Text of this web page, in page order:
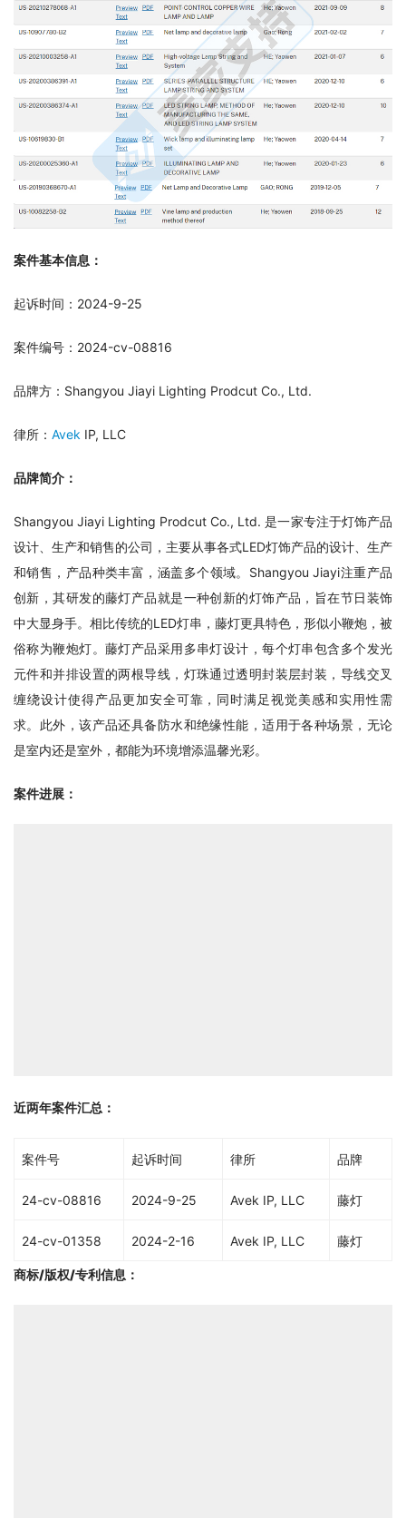
案件基本信息：
起诉时间：2024-9-25
案件编号：2024-cv-08816
品牌方：Shangyou Jiayi Lighting Prodcut Co., Ltd.
律所： Avek IP, LLC
品牌简介：
Shangyou Jiayi Lighting Prodcut Co., Ltd. 是一家专注于灯饰产品
设计、生产和销售的公司，主要从事各式LED灯饰产品的设计、生产
和销售，产品种类丰富，涵盖多个领域。Shangyou Jiayi注重产品
创新，其研发的藤灯产品就是一种创新的灯饰产品，旨在节日装饰
中大显身手。相比传统的LED灯串，藤灯更具特色，形似小鞭炮，被
俗称为鞭炮灯。藤灯产品采用多串灯设计，每个灯串包含多个发光
元件和并排设置的两根导线，灯珠通过透明封装层封装，导线交叉
缠绕设计使得产品更加安全可靠，同时满足视觉美感和实用性需
求。此外，该产品还具备防水和绝缘性能，适用于各种场景，无论
是室内还是室外，都能为环境增添温馨光彩。
案件进展：
近两年案件汇总：
案件号 起诉时间 律所 品牌
24-cv-08816 2024-9-25 Avek IP, LLC 藤灯
24-cv-01358 2024-2-16 Avek IP, LLC 藤灯
商标/版权/专利信息 ：